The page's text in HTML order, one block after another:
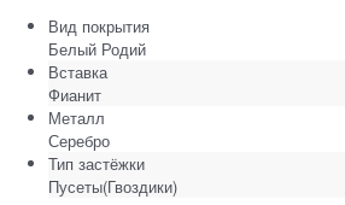
Вид покрытия
Белый Родий
Вставка
Фианит
Металл
Серебро
Тип застёжки
Пусеты(Гвоздики)